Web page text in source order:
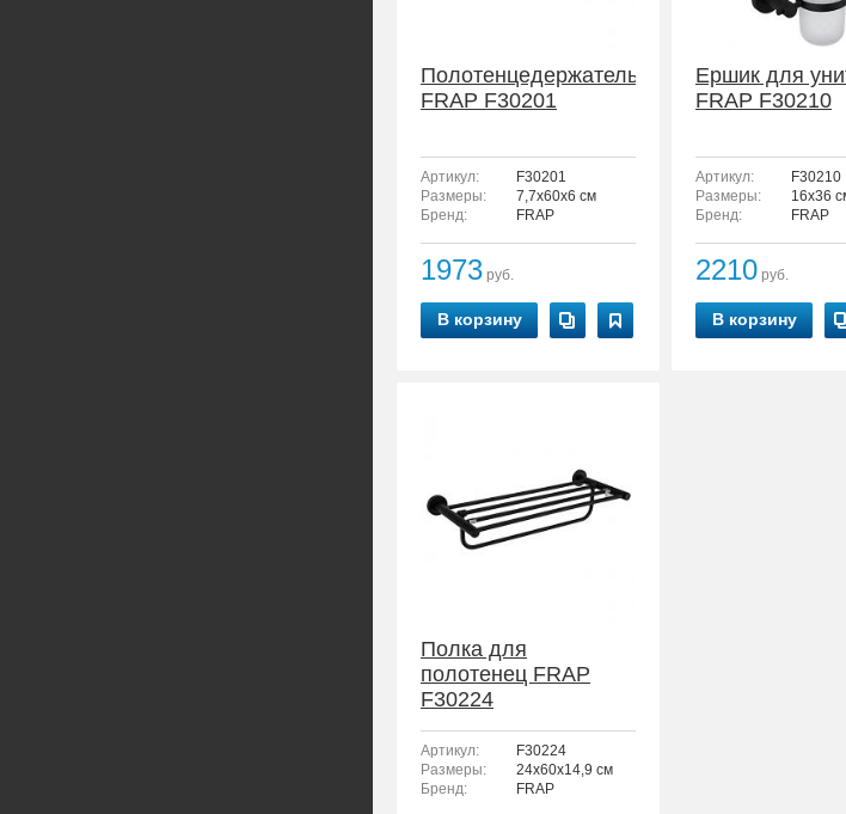
Полотенцедержатель
FRAP F30201
Артикул:
F30201
Размеры:
7,7x60x6 см
Бренд:
FRAP
1973 руб.
В корзину
Ершик для
FRAP F30210
Артикул:
F30210
Размеры:
16x36
Бренд:
FRAP
2210 руб.
В корзину
Полка для
полотенец FRAP
F30224
Артикул:
F30224
Размеры:
24x60x14,9 см
Бренд:
FRAP